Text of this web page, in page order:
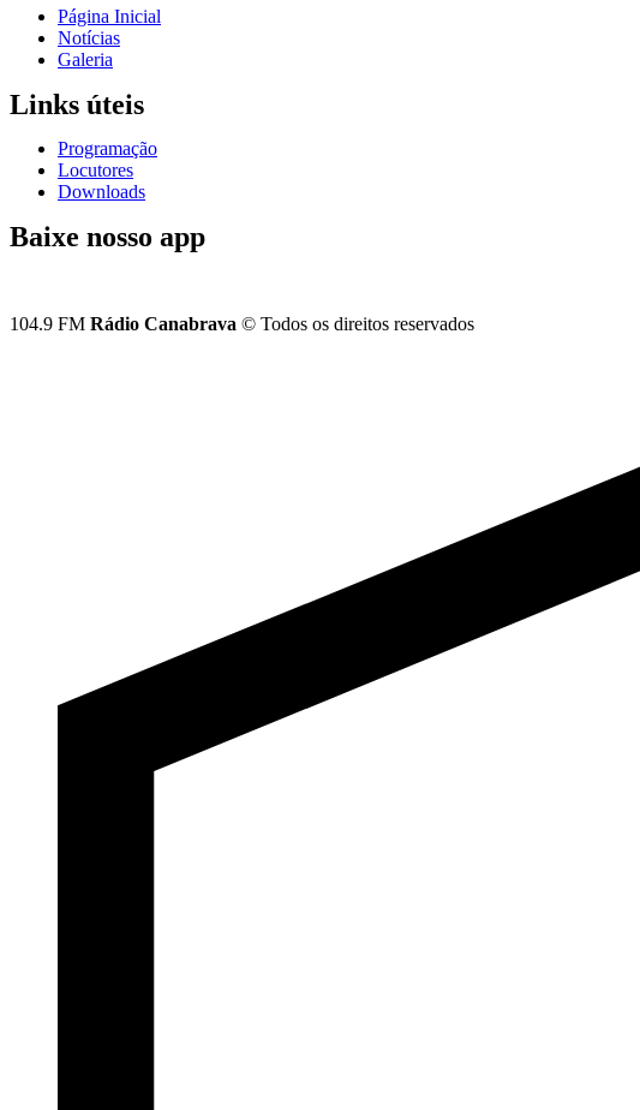
Página Inicial
Notícias
Galeria
Links úteis
Programação
Locutores
Downloads
Baixe nosso app
104.9 FM Rádio Canabrava © Todos os direitos reservados